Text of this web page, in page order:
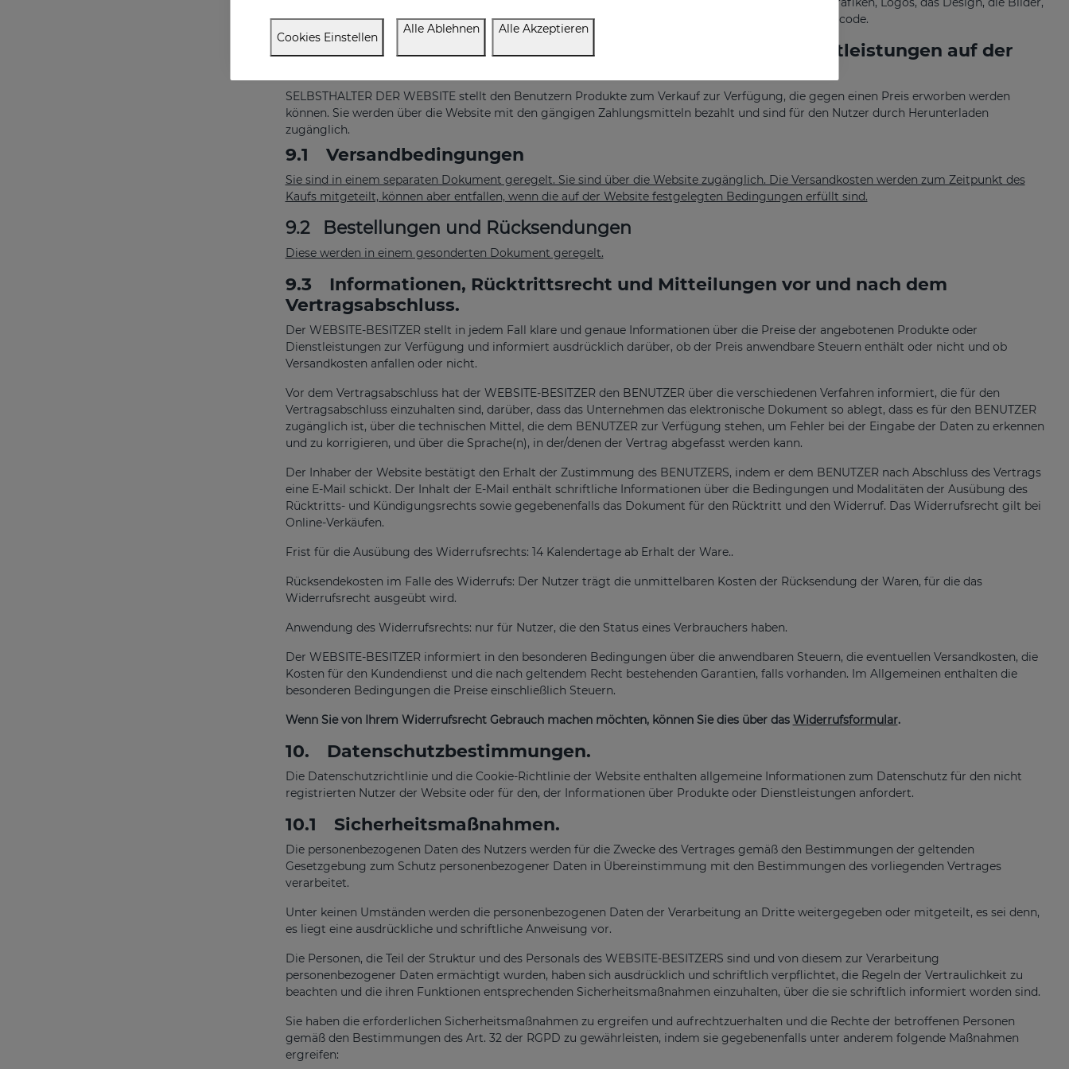
die Datenbanken, den Inhalt der Datenbanken und den für die Programmierung verwendeten Quellcode.
9. Bedingungen für den Verkauf von Produkten oder Dienstleistungen auf der
SELBSTHALTER DER WEBSITE stellt den Benutzern Produkte zum Verkauf zur Verfügung, die gegen einen Preis erworben werden
können. Sie werden über die Website mit den gängigen Zahlungsmitteln bezahlt und sind für den Nutzer durch Herunterladen
zugänglich.
9.1 Versandbedingungen
Sie sind in einem separaten Dokument geregelt. Sie sind über die Website zugänglich. Die Versandkosten werden zum Zeitpunkt des
Kaufs mitgeteilt, können aber entfallen, wenn die auf der Website festgelegten Bedingungen erfüllt sind.
9.2 Bestellungen und Rücksendungen
Diese werden in einem gesonderten Dokument geregelt.
9.3
Informationen, Rücktrittsrecht und Mitteilungen vor und nach dem
Vertragsabschluss.
Der WEBSITE-BESITZER stellt in jedem Fall klare und genaue Informationen über die Preise der angebotenen Produkte oder
Dienstleistungen zur Verfügung und informiert ausdrücklich darüber, ob der Preis anwendbare Steuern enthält oder nicht und ob
Versandkosten anfallen oder nicht.
Vor dem Vertragsabschluss hat der WEBSITE-BESITZER den BENUTZER über die verschiedenen Verfahren informiert, die für den
Vertragsabschluss einzuhalten sind, darüber, dass das Unternehmen das elektronische Dokument so ablegt, dass es für den BENUTZER
zugänglich ist, über die technischen Mittel, die dem BENUTZER zur Verfügung stehen, um Fehler bei der Eingabe der Daten zu erkennen
und zu korrigieren, und über die Sprache(n), in der/denen der Vertrag abgefasst werden kann.
Der Inhaber der Website bestätigt den Erhalt der Zustimmung des BENUTZERS, indem er dem BENUTZER nach Abschluss des Vertrags
eine E-Mail schickt. Der Inhalt der E-Mail enthält schriftliche Informationen über die Bedingungen und Modalitäten der Ausübung des
Rücktritts- und Kündigungsrechts sowie gegebenenfalls das Dokument für den Rücktritt und den Widerruf. Das Widerrufsrecht gilt bei
Online-Verkäufen.
Frist für die Ausübung des Widerrufsrechts: 14 Kalendertage ab Erhalt der Ware..
Rücksendekosten im Falle des Widerrufs: Der Nutzer trägt die unmittelbaren Kosten der Rücksendung der Waren, für die das
Widerrufsrecht ausgeübt wird.
Anwendung des Widerrufsrechts: nur für Nutzer, die den Status eines Verbrauchers haben.
Der WEBSITE-BESITZER informiert in den besonderen Bedingungen über die anwendbaren Steuern, die eventuellen Versandkosten, die
Kosten für den Kundendienst und die nach geltendem Recht bestehenden Garantien, falls vorhanden. Im Allgemeinen enthalten die
besonderen Bedingungen die Preise einschließlich Steuern.
Wenn Sie von Ihrem Widerrufsrecht Gebrauch machen möchten, können Sie dies über das Widerrufsformular.
10. Datenschutzbestimmungen.
Die Datenschutzrichtlinie und die Cookie-Richtlinie der Website enthalten allgemeine Informationen zum Datenschutz für den nicht
registrierten Nutzer der Website oder für den, der Informationen über Produkte oder Dienstleistungen anfordert.
10.1 Sicherheitsmaßnahmen.
Die personenbezogenen Daten des Nutzers werden für die Zwecke des Vertrages gemäß den Bestimmungen der geltenden
Gesetzgebung zum Schutz personenbezogener Daten in Übereinstimmung mit den Bestimmungen des vorliegenden Vertrages
verarbeitet.
Unter keinen Umständen werden die personenbezogenen Daten der Verarbeitung an Dritte weitergegeben oder mitgeteilt, es sei denn,
es liegt eine ausdrückliche und schriftliche Anweisung vor.
Die Personen, die Teil der Struktur und des Personals des WEBSITE-BESITZERS sind und von diesem zur Verarbeitung
personenbezogener Daten ermächtigt wurden, haben sich ausdrücklich und schriftlich verpflichtet, die Regeln der Vertraulichkeit zu
beachten und die ihren Funktionen entsprechenden Sicherheitsmaßnahmen einzuhalten, über die sie schriftlich informiert worden sind.
Sie haben die erforderlichen Sicherheitsmaßnahmen zu ergreifen und aufrechtzuerhalten und die Rechte der betroffenen Personen
gemäß den Bestimmungen des Art. 32 der RGPD zu gewährleisten, indem sie gegebenenfalls unter anderem folgende Maßnahmen
ergreifen:
Cookies Einstellen
Alle Ablehnen Alle Akzeptieren